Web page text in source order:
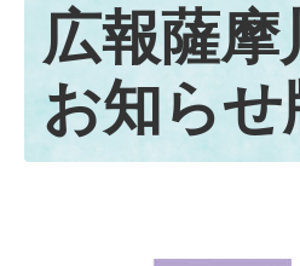
広報薩
お知らせ